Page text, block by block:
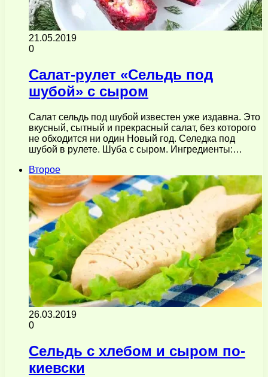
21.05.2019
0
Салат-рулет «Сельдь под
шубой» с сыром
Салат сельдь под шубой известен уже издавна. Это
вкусный, сытный и прекрасный салат, без которого
не обходится ни один Новый год. Селедка под
шубой в рулете. Шуба с сыром. Ингредиенты:…
Второе
26.03.2019
0
Сельдь с хлебом и сыром по-
киевски